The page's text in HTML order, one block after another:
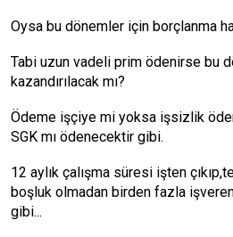
Oysa bu dönemler için borçlanma
Tabi uzun vadeli prim ödenirse bu
kazandırılacak mı?
Ödeme işçiye mi yoksa işsizlik
SGK mı ödenecektir gibi.
12 aylık çalışma süresi işten
boşluk olmadan birden fazla
gibi...